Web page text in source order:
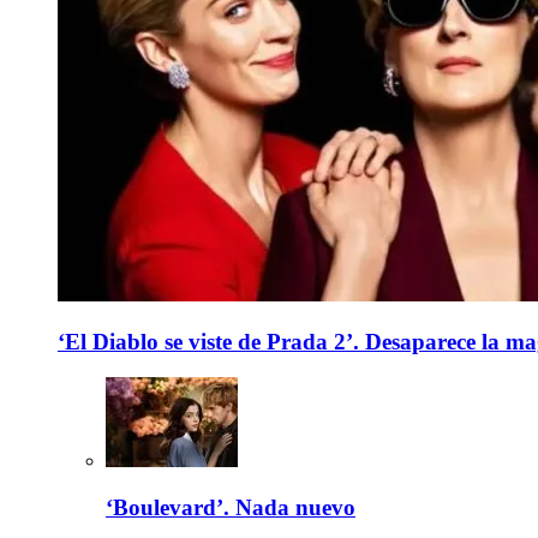
‘El Diablo se viste de Prada 2’. Desaparece la
‘Boulevard’. Nada nuevo